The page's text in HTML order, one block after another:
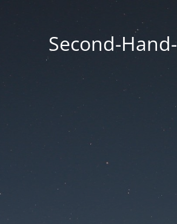
Second-